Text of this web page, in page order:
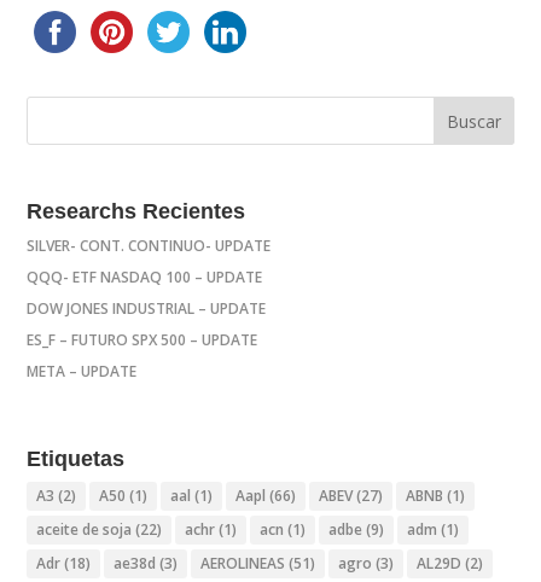
Researchs Recientes
SILVER- CONT. CONTINUO- UPDATE
QQQ- ETF NASDAQ 100 – UPDATE
DOW JONES INDUSTRIAL – UPDATE
ES_F – FUTURO SPX 500 – UPDATE
META – UPDATE
Etiquetas
A3 (2) A50 (1) aal (1) Aapl (66) ABEV(27) ABNB (1)
aceite de soja (22) achr(1) acn (1) adbe (9) adm (1)
Adr(18) ae38d (3) AEROLINEAS (51) agro (3) AL29D (2)